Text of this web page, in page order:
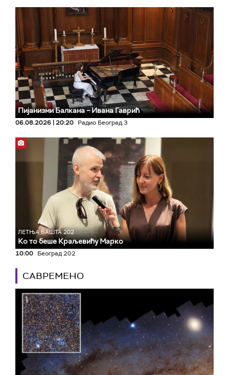
Пијанизми Балкана – Ивана Гаврић
06.08.2026 | 20:20 Радио Београд 3
ЛЕТЊА БАШТА 202
Ко то беше Краљевићу Марко
10:00 Београд 202
САВРЕМЕНО